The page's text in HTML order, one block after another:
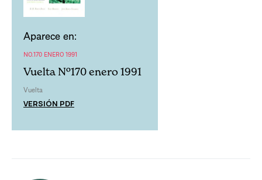
Aparece en:
NO.170 ENERO 1991
Vuelta Nº170 enero 1991
Vuelta
VERSIÓN PDF